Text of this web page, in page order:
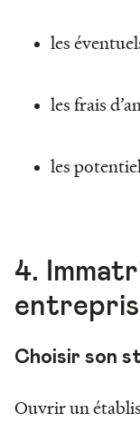
les
les frais
les
4.
Choisir son
Ouvrir un